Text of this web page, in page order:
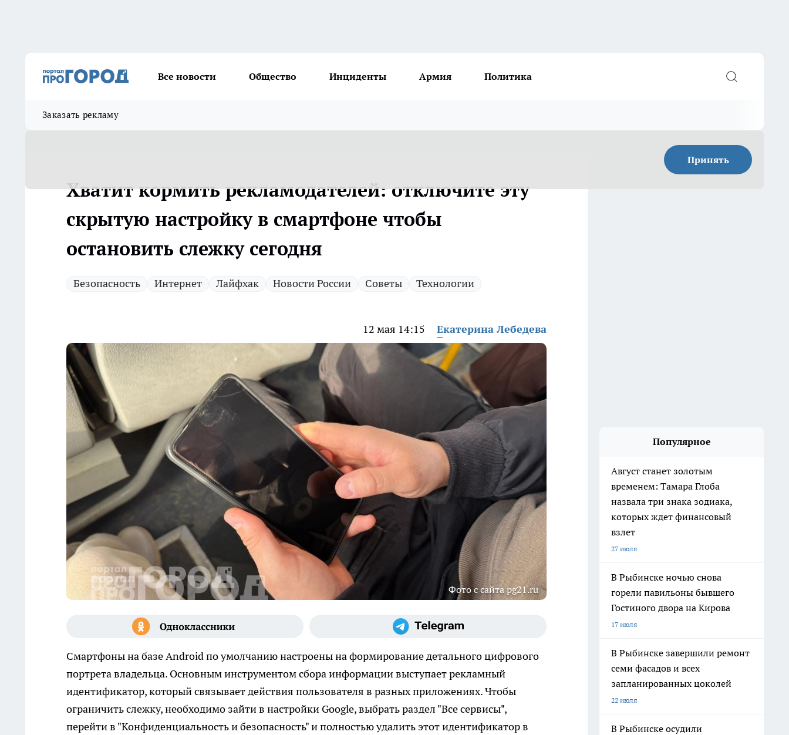
Все новости Общество Инциденты Армия Политика
Заказать рекламу
Принять
Хватит кормить рекламодателей: отключите эту
скрытую настройку в смартфоне чтобы
остановить слежку сегодня
Безопасность Интернет Лайфхак Новости России Советы Технологии
12 мая 14:15 Екатерина Лебедева
Фото с сайта pg21.ru
Смартфоны на базе Android по умолчанию настроены на формирование детального цифрового
портрета владельца. Основным инструментом сбора информации выступает рекламный
идентификатор, который связывает действия пользователя в разных приложениях. Чтобы
ограничить слежку, необходимо зайти в настройки Google, выбрать раздел "Все сервисы",
перейти в "Конфиденциальность и безопасность" и полностью удалить этот идентификатор в
Популярное
Август станет золотым
временем: Тамара Глоба
назвала три знака зодиака,
которых ждет финансовый
взлет
27 июля
В Рыбинске ночью снова
горели павильоны бывшего
Гостиного двора на Кирова
17 июля
В Рыбинске завершили ремонт
семи фасадов и всех
запланированных цоколей
22 июля
В Рыбинске осудили